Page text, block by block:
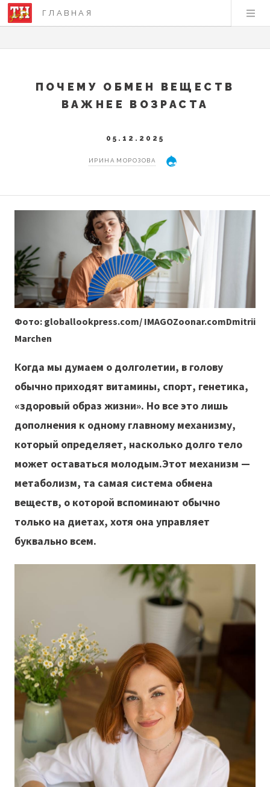
ГЛАВНАЯ
ПОЧЕМУ ОБМЕН ВЕЩЕСТВ
ВАЖНЕЕ ВОЗРАСТА
05.12.2025
ИРИНА МОРОЗОВА
Фото: globallookpress.com/ IMAGOZoonar.comDmitrii
Marchen
Когда мы думаем о долголетии, в голову
обычно приходят витамины, спорт, генетика,
«здоровый образ жизни». Но все это лишь
дополнения к одному главному механизму,
который определяет, насколько долго тело
может оставаться молодым.Этот механизм —
метаболизм, та самая система обмена
веществ, о которой вспоминают обычно
только на диетах, хотя она управляет
буквально всем.